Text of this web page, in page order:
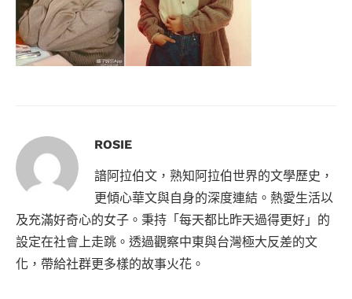
ROSIE
諳阿拉伯文，熟知阿拉伯世界的文學歷史，
更傾心華文與自身的深度連結。熱愛生活以
及充滿好奇心的女子。秉持「每天都比昨天過得更好」的
設定在社會上走跳。透過觀察中東與台灣極大反差的文
化，帶給社群更多樣的故事火花。